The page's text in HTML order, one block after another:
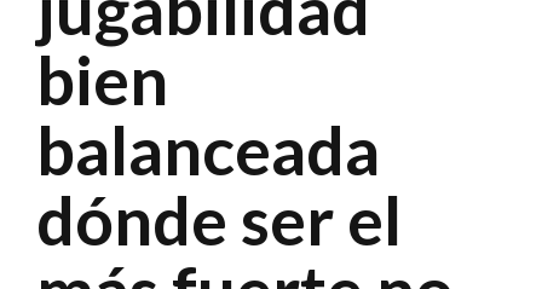
bien
balanceada
dónde ser el